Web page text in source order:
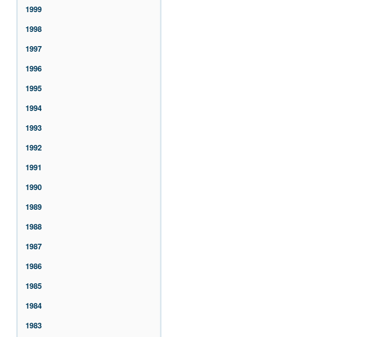
1999
1998
1997
1996
1995
1994
1993
1992
1991
1990
1989
1988
1987
1986
1985
1984
1983